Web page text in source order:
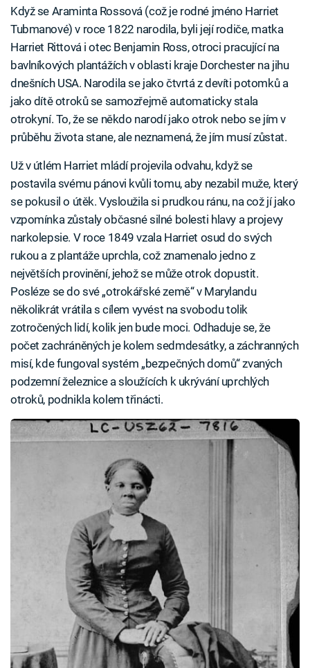
Když se Araminta Rossová (což je rodné jméno Harriet
Tubmanové) v roce 1822 narodila, byli její rodiče, matka
Harriet Rittová i otec Benjamin Ross, otroci pracující na
bavlníkových plantážích v oblasti kraje Dorchester na jihu
dnešních USA. Narodila se jako čtvrtá z devíti potomků a
jako dítě otroků se samozřejmě automaticky stala
otrokyní. To, že se někdo narodí jako otrok nebo se jím v
průběhu života stane, ale neznamená, že jím musí zůstat.
Už v útlém Harriet mládí projevila odvahu, když se
postavila svému pánovi kvůli tomu, aby nezabil muže, který
se pokusil o útěk. Vysloužila si prudkou ránu, na což jí jako
vzpomínka zůstaly občasné silné bolesti hlavy a projevy
narkolepsie. V roce 1849 vzala Harriet osud do svých
rukou a z plantáže uprchla, což znamenalo jedno z
největších provinění, jehož se může otrok dopustit.
Posléze se do své „otrokářské země“ v Marylandu
několikrát vrátila s cílem vyvést na svobodu tolik
zotročených lidí, kolik jen bude moci. Odhaduje se, že
počet zachráněných je kolem sedmdesátky, a záchranných
misí, kde fungoval systém „bezpečných domů“ zvaných
podzemní železnice a sloužících k ukrývání uprchlých
otroků, podnikla kolem třinácti.